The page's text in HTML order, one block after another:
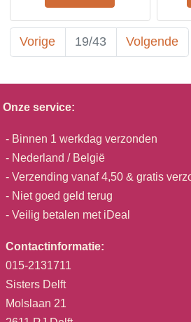
Vorige 19/43 Volgende
Onze service:
- Binnen 1 werkdag verzonden
- Nederland / België
- Verzending vanaf 4,50 & gratis
- Niet goed geld terug
- Veilig betalen met iDeal
Contactinformatie:
015-2131711
Sisters Delft
Molslaan 21